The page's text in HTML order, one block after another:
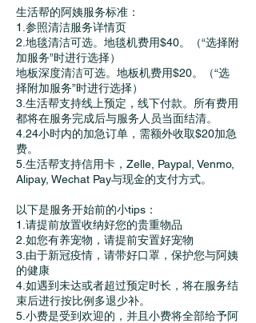
生活帮的阿姨服务标准：
1.参照清洁服务详情页
2.地毯清洁可选。地毯机费用$40。（“选择附
加服务”时进行选择）
地板深度清洁可选。地板机费用$20。（“选
择附加服务”时进行选择）
3.生活帮支持线上预定，线下付款。所有费用
都将在服务完成后与服务人员当面结清。
4.24小时内的加急订单，需额外收取$20加急
费。
5.生活帮支持信用卡，Zelle, Paypal, Venmo,
Alipay, Wechat Pay与现金的支付方式。
以下是服务开始前的小tips：
1.请提前放置收纳好您的贵重物品
2.如您有养宠物，请提前安置好宠物
3.由于新冠疫情，请带好口罩，保护您与阿姨
的健康
4.如遇到未达或者超过预定时长，将在服务结
束后进行按比例多退少补。
5.小费是受到欢迎的，并且小费将全部给予阿